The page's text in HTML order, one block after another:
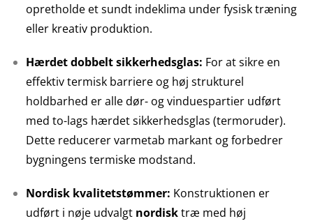
opretholde et sundt indeklima under fysisk træning
eller kreativ produktion.
Hærdet dobbelt sikkerhedsglas: For at sikre en
effektiv termisk barriere og høj strukturel
holdbarhed er alle dør- og vinduespartier udført
med to-lags hærdet sikkerhedsglas (termoruder).
Dette reducerer varmetab markant og forbedrer
bygningens termiske modstand.
Nordisk kvalitetstømmer: Konstruktionen er
udført i nøje udvalgt nordisktræ med høj